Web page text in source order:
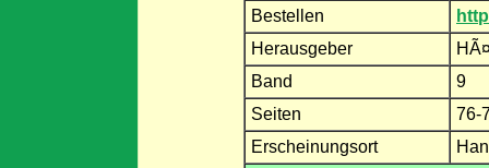
Bestellen
Herausgeber
Band
9
Seiten
76-
Erscheinungsort